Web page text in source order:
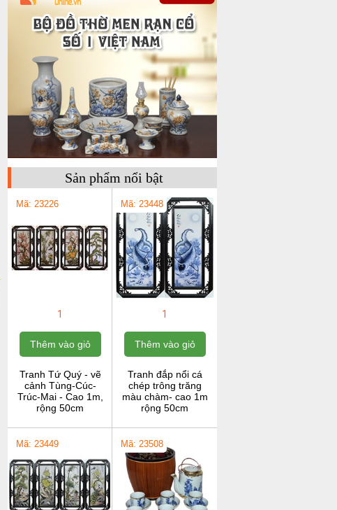
Sản phẩm nổi bật
Mã: 23226
1
Thêm vào giỏ
Tranh Tứ Quý - vẽ
cảnh Tùng-Cúc-
Trúc-Mai - Cao 1m,
rộng 50cm
Mã: 23448
1
Thêm vào giỏ
Tranh đắp nổi cá
chép trông trăng
màu chàm- cao 1m
rộng 50cm
Mã: 23449 Mã: 23508